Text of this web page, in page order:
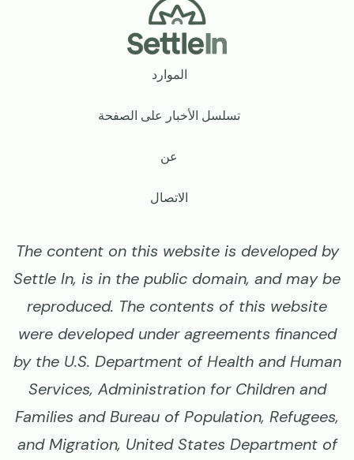
الموارد
تسلسل الأخبار على الصفحة
عن
الاتصال
The content on this website is developed by
Settle In, is in the public domain, and may be
reproduced. The contents of this website
were developed under agreements financed
by the U.S. Department of Health and Human
Services, Administration for Children and
Families and Bureau of Population, Refugees,
and Migration, United States Department of